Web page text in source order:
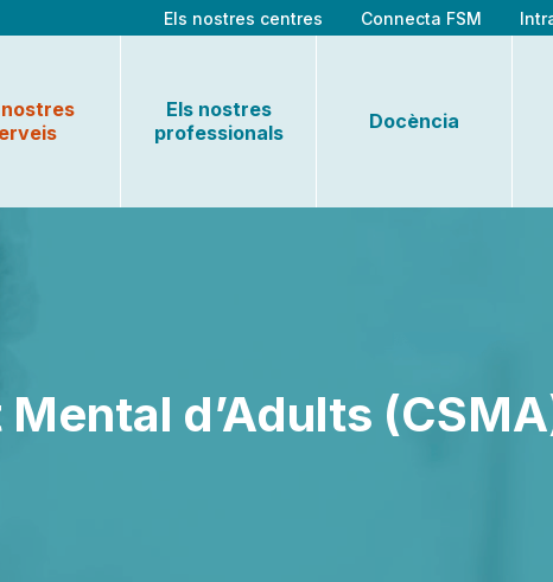
Els nostres centres Connecta FSM
nostres
Els nostres
professionals
Docència
d’Adults